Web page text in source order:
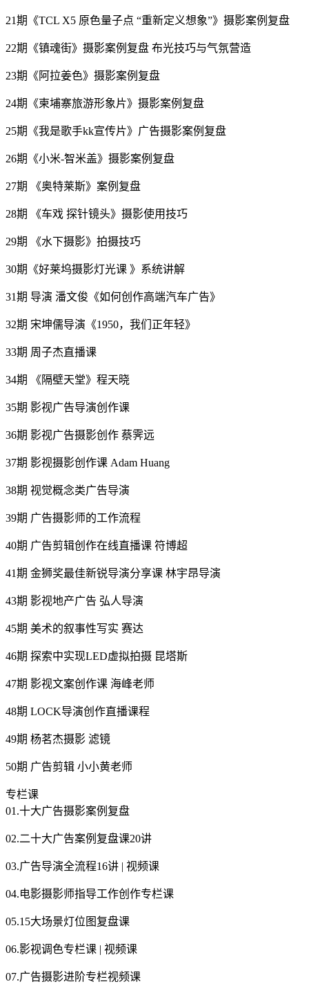
21期《TCL X5 原色量子点 “重新定义想象”》摄影案例复盘
22期《镇魂街》摄影案例复盘 布光技巧与气氛营造
23期《阿拉姜色》摄影案例复盘
24期《柬埔寨旅游形象片》摄影案例复盘
25期《我是歌手kk宣传片》广告摄影案例复盘
26期《小米-智米盖》摄影案例复盘
27期 《奥特莱斯》案例复盘
28期 《车戏 探针镜头》摄影使用技巧
29期 《水下摄影》拍摄技巧
30期《好莱坞摄影灯光课 》系统讲解
31期 导演 潘文俊《如何创作高端汽车广告》
32期 宋坤儒导演《1950，我们正年轻》
33期 周子杰直播课
34期 《隔壁天堂》程天晓
35期 影视广告导演创作课
36期 影视广告摄影创作 蔡霁远
37期 影视摄影创作课 Adam Huang
38期 视觉概念类广告导演
39期 广告摄影师的工作流程
40期 广告剪辑创作在线直播课 符博超
41期 金狮奖最佳新锐导演分享课 林宇昂导演
43期 影视地产广告 弘人导演
45期 美术的叙事性写实 赛达
46期 探索中实现LED虚拟拍摄 昆塔斯
47期 影视文案创作课 海峰老师
48期 LOCK导演创作直播课程
49期 杨茗杰摄影 滤镜
50期 广告剪辑 小小黄老师
专栏课
01.十大广告摄影案例复盘
02.二十大广告案例复盘课20讲
03.广告导演全流程16讲 | 视频课
04.电影摄影师指导工作创作专栏课
05.15大场景灯位图复盘课
06.影视调色专栏课 | 视频课
07.广告摄影进阶专栏视频课